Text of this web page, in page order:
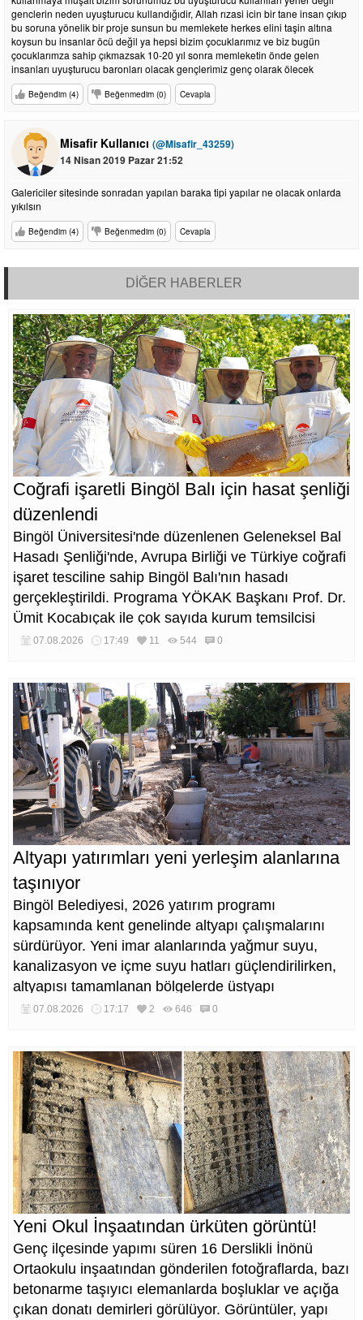
genclerin neden uyuşturucu kullandığıdir, Allah rızasi icin bir tane insan çıkıp
bu soruna yönelik bir proje sunsun bu memlekete herkes elini taşin altına
koysun bu insanlar öcü değil ya hepsi bizim çocuklarımız ve biz bugün
çocuklarımza sahip çıkmazsak 10-20 yıl sonra memleketin önde gelen
insanları uyuşturucu baronları olacak gençlerimiz genç olarak ölecek
Beğendim (4) Beğenmedim (0) Cevapla
Misafir Kullanıcı (@Misafir_43259)
14 Nisan 2019 Pazar 21:52
Galericiler sitesinde sonradan yapılan baraka tipi yapılar ne olacak onlarda
yıkılsın
Beğendim (4) Beğenmedim (0) Cevapla
DİĞER HABERLER
Coğrafi işaretli Bingöl Balı için hasat şenliği
düzenlendi
Bingöl Üniversitesi'nde düzenlenen Geleneksel Bal
Hasadı Şenliği'nde, Avrupa Birliği ve Türkiye coğrafi
işaret tesciline sahip Bingöl Balı'nın hasadı
gerçekleştirildi. Programa YÖKAK Başkanı Prof. Dr.
Ümit Kocabıçak ile çok sayıda kurum temsilcisi
katıldı.
07.08.2026 17:49 11 544 0
Altyapı yatırımları yeni yerleşim alanlarına
taşınıyor
Bingöl Belediyesi, 2026 yatırım programı
kapsamında kent genelinde altyapı çalışmalarını
sürdürüyor. Yeni imar alanlarında yağmur suyu,
kanalizasyon ve içme suyu hatları güçlendirilirken,
altyapısı tamamlanan bölgelerde üstyapı
düzenlemeleri de eş zamanlı yürütülüyor.
07.08.2026 17:17 2 646 0
Yeni Okul İnşaatından ürküten görüntü!
Genç ilçesinde yapımı süren 16 Derslikli İnönü
Ortaokulu inşaatından gönderilen fotoğraflarda, bazı
betonarme taşıyıcı elemanlarda boşluklar ve açığa
çıkan donatı demirleri görülüyor. Görüntüler, yapı